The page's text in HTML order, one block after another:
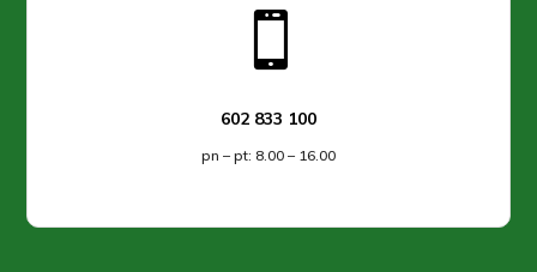
produktu

602 833 100
pn – pt: 8.00 – 16.00